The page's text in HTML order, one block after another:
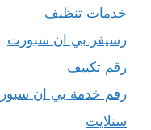
خدمات تنظيف
رسيفر بي ان سبورت
رقم تكييف
رقم خدمة بي ان
ستلايت